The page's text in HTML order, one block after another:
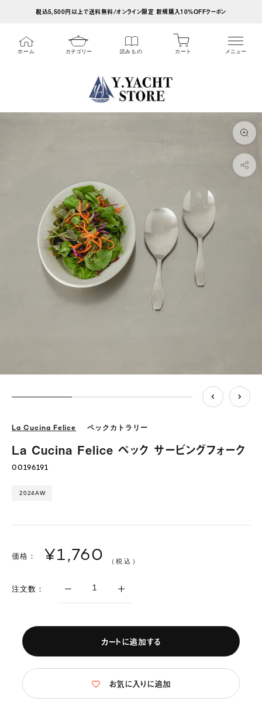
税込5,500円以上で送料無料/オンライン限定 新規購入10%OFFクーポン
ホーム カテゴリー 読みもの カート メニュー
La Cucina Felice ペックカトラリー
La Cucina Felice ペック サービングフォーク
00196191
2024AW
価格： ¥1,760 （税込）
注文数：
カートに追加する
お気に入りに追加